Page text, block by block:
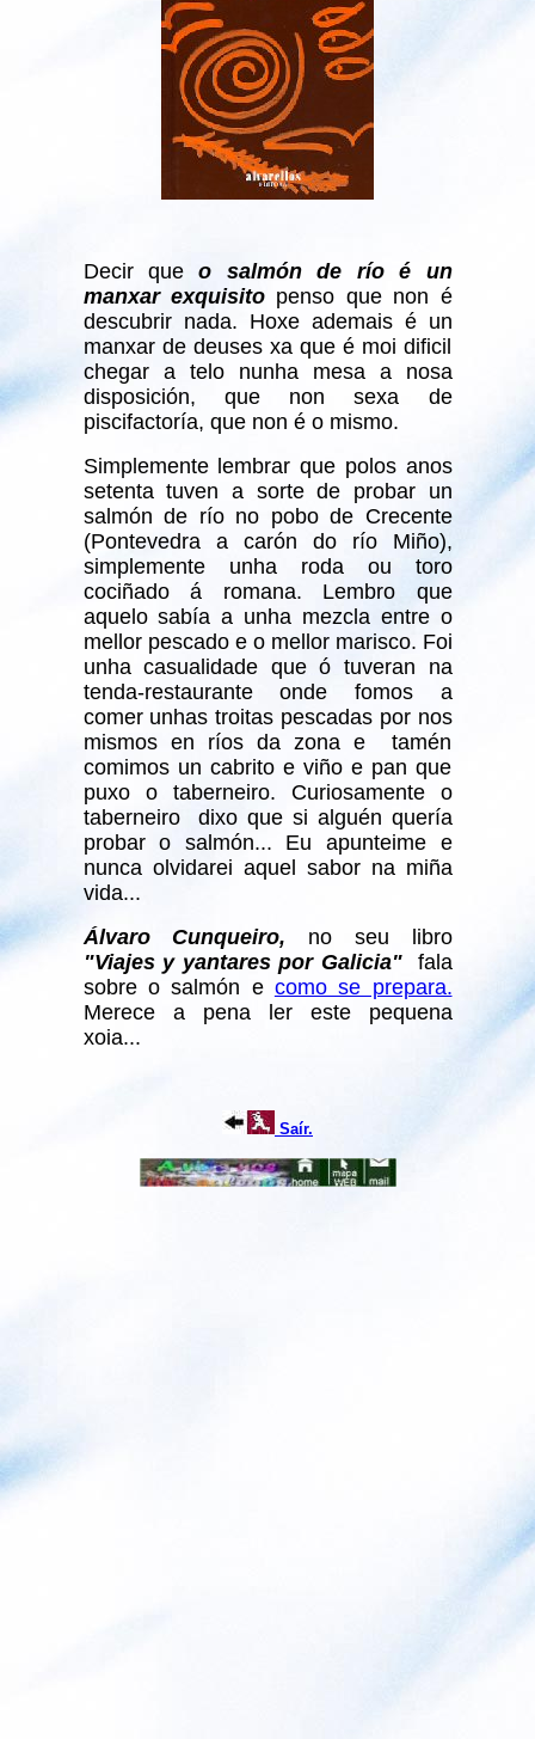
Decir queo salmón de río é un
manxar exquisitopenso que non é
descubrir nada. Hoxe ademais é un
manxar de deuses xa que é moi dificil
chegar a telo nunha mesa a nosa
disposición, que non sexa de
piscifactoría, que non é o mismo.
Simplemente lembrar que polos anos
setenta tuven a sorte de probar un
salmón de río no pobo de Crecente
(Pontevedra a carón do río Miño),
simplemente unha roda ou toro
cociñado á romana. Lembro que
aquelo sabía a unha mezcla entre o
mellor pescado e o mellor marisco. Foi
unha casualidade que ó tuveran na
tenda-restaurante onde fomos a
comer unhas troitas pescadas por nos
mismos en ríos da zona e tamén
comimos un cabrito e viño e pan que
puxo o taberneiro. Curiosamente o
taberneiro dixo que si alguén quería
probar o salmón... Eu apunteime e
nunca olvidarei aquel sabor na miña
vida...
Álvaro Cunqueiro, no seu libro
"Viajes y yantares por Galicia"
fala
sobre o salmón e como se prepara.
Merece a pena ler este pequena
xoia...
Saír.